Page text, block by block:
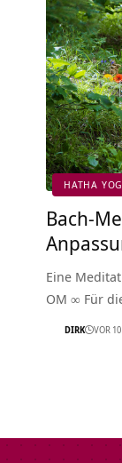
HATHA
Bach-
Eine
OM ∞ Für
DIRK VOR